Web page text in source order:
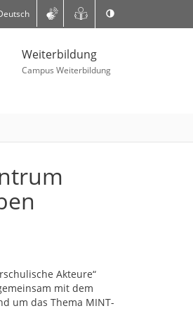
Weiterbildung
Campus Weiterbildung
Akteure“
mit dem
um das Thema MINT-